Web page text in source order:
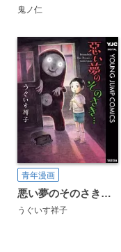
鬼ノ仁
青年漫画
悪い夢のそのさき…
うぐいす祥子